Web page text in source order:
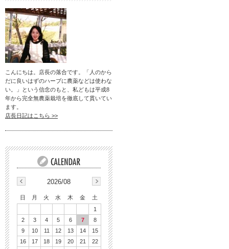
こんにちは。店長の落合です。「人のから
だに良いはずのハーブに農薬などは使わな
い。」という信念のもと、私どもは平成8
年から完全無農薬栽培を徹底して貫いてい
ます。
店長日記はこちら >>
2026/08
日 月 火 水 木 金
土
1
2
3 4 5 6 7
8
9
10 11 12 13 14
15
16
17 18 19 20 21 22